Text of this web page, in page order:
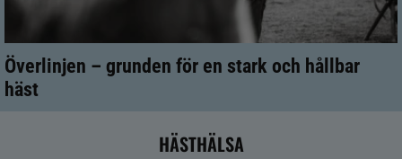
Överlinjen – grunden för en stark och hållbar
häst
HÄSTHÄLSA